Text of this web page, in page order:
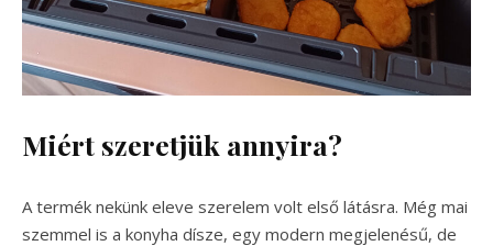
Miért szeretjük annyira?
A termék nekünk eleve szerelem volt első látásra. Még mai
szemmel is a konyha dísze, egy modern megjelenésű, de